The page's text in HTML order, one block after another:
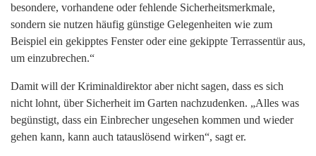
besondere, vorhandene oder fehlende Sicherheitsmerkmale,
sondern sie nutzen häufig günstige Gelegenheiten wie zum
Beispiel ein gekipptes Fenster oder eine gekippte Terrassentür aus,
um einzubrechen.“
Damit will der Kriminaldirektor aber nicht sagen, dass es sich
nicht lohnt, über Sicherheit im Garten nachzudenken. „Alles was
begünstigt, dass ein Einbrecher ungesehen kommen und wieder
gehen kann, kann auch tatauslösend wirken“, sagt er.